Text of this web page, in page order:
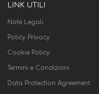
LINK UTILI
Note Legali
Policy Privacy
Cookie Policy
Termini e Condizioni
Data Protection Agreement